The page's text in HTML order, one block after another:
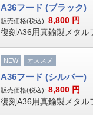
A36フード (ブラック)
販売価格(税込): 8,800 円
復刻A36用真鍮製メタル
NEW オススメ
A36フード (シルバー)
販売価格(税込): 8,800 円
復刻A36用真鍮製メタル